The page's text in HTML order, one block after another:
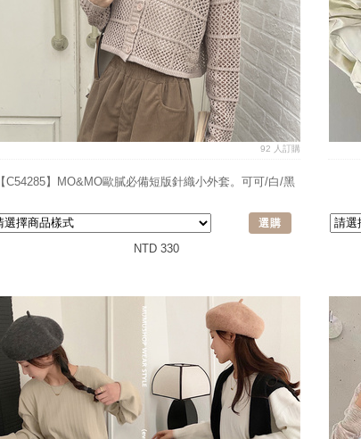
92 人訂購
【C54285】MO&MO歐膩必備短版針織小外套。可可/白/黑
選購
NTD 330